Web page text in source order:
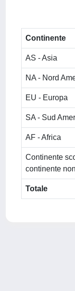
Continente
AS - Asia
NA - Nord
EU - Europa
SA - Sud
AF - Africa
Continente
continente
Totale